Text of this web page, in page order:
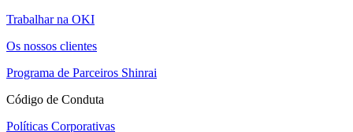
Trabalhar na OKI
Os nossos clientes
Programa de Parceiros Shinrai
Código de Conduta
Políticas Corporativas